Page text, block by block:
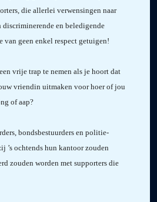
die allerlei verwensingen naar
en beledigende
van geen enkel respect getuigen!
vrije trap te nemen als je hoort dat
vriendin uitmaken voor hoer of jou
of aap?
bondsbestuurders en politie-
’s ochtends hun kantoor zouden
zouden worden met supporters die